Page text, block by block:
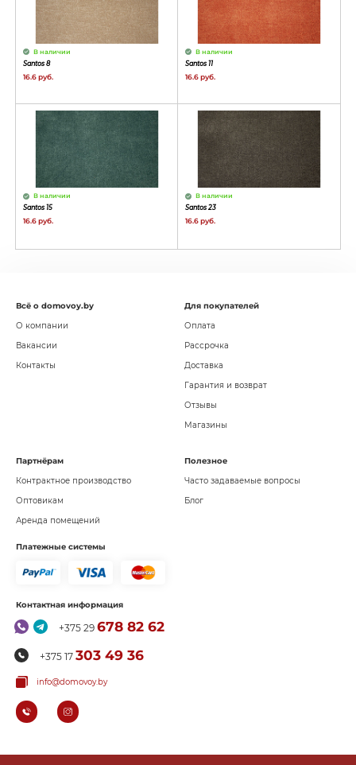
В наличии
Santos 8
16.6 руб.
В наличии
Santos 11
16.6 руб.
В наличии
Santos 15
16.6 руб.
В наличии
Santos 23
16.6 руб.
Всё о domovoy.by
О компании
Вакансии
Контакты
Для покупателей
Оплата
Рассрочка
Доставка
Гарантия и возврат
Отзывы
Магазины
Партнёрам
Контрактное производство
Оптовикам
Аренда помещений
Полезное
Часто задаваемые вопросы
Блог
Платежные системы
Контактная информация
+375 29 678 82 62
+375 17 303 49 36
info@domovoy.by